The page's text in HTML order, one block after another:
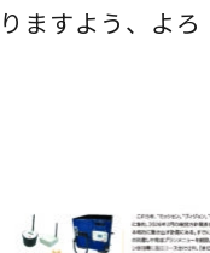
ますよう、よろ